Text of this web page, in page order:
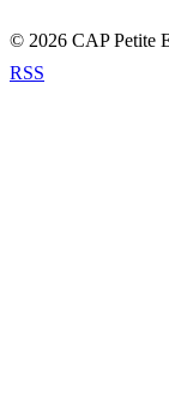
© 2026 CAP Petite
RSS